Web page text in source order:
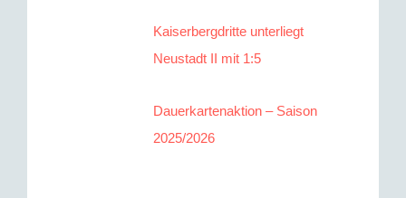
Kaiserbergdritte unterliegt
Neustadt II mit 1:5
Dauerkartenaktion – Saison
2025/2026